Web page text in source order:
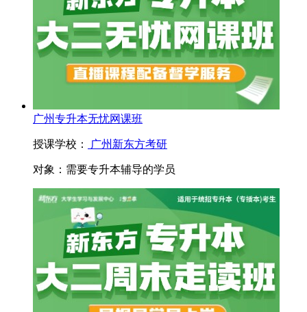
广州专升本无忧网课班
授课学校： 广州新东方考研
对象： 需要专升本辅导的学员